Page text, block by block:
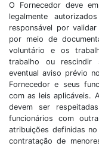
O Fornecedor deve
legalmente
responsável por
por meio de
voluntário e os
trabalho ou rescindir
eventual aviso prévio
Fornecedor e seus
com as leis aplicáveis.
devem ser
funcionários com
atribuições definidas
contratação de